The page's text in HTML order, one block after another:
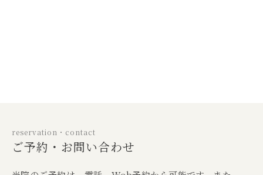
reservation・contact
ご予約・お問い合わせ